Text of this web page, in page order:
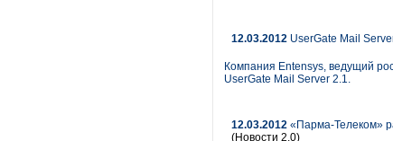
12.03.2012 UserGate Mail
Компания Entensys, ведущий
UserGate Mail Server 2.1.
12.03.2012 «Парма-Телеком»
(Новости 2.0)